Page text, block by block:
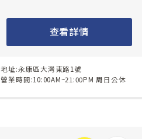
查看詳情
地址:永康區大灣東路1號
營業時間:10:00AM~21:00PM 周日公休